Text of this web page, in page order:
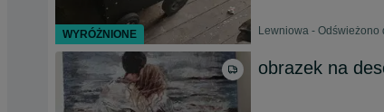
Lewniowa -
obrazek na
WYRÓŻNIONE